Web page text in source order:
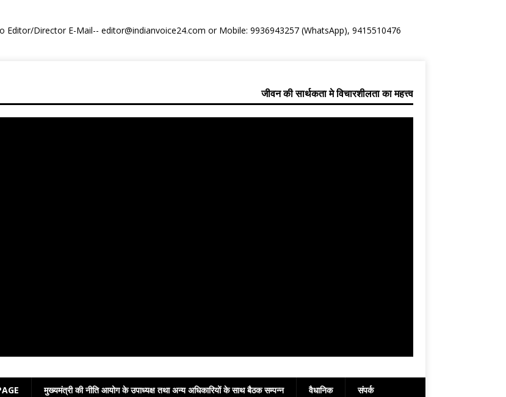
Director E-Mail-- editor@indianvoice24.com or Mobile: 9936943257 (WhatsApp), 9415510476
जीवन की सार्थकता मे विचारशीलता का महत्त्व
मुख्यमंत्री की नीति आयोग के उपाध्यक्ष तथा अन्य अधिकारियों के साथ बैठक सम्पन्न वैधानिक संपर्क